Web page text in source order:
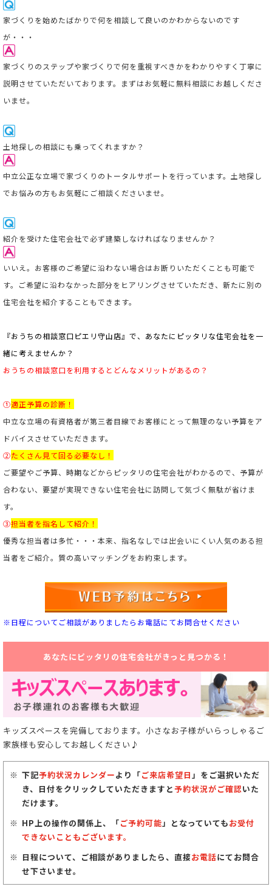
家づくりを始めたばかりで何を相談して良いのかわからないのです
が・・・
家づくりのステップや家づくりで何を重視すべきかをわかりやすく丁寧に
説明させていただいております。まずはお気軽に無料相談にお越しくださ
いませ。
土地探しの相談にも乗ってくれますか？
中立公正な立場で家づくりのトータルサポートを行っています。 土地探し
でお悩みの方もお気軽にご相談くださいませ。
紹介を受けた住宅会社で必ず建築しなければなりませんか？
いいえ。お客様のご希望に沿わない場合はお断りいただくことも可能で
す。ご希望に沿わなかった部分をヒアリングさせていただき、新たに別の
住宅会社を紹介することもできます。
『おうちの相談窓口ピエリ守山店』で、あなたにピッタリな住宅会社を一
緒に考えませんか？
おうちの相談窓口を利用すると どんなメリットがあるの？
①適正予算の診断！
中立な立場の有資格者が第三者目線でお客様にとって無理のない予算をア
ドバイスさせていただきます。
②たくさん見て回る必要なし！
ご要望やご予算、時期などからピッタリの住宅会社がわかるので、予算が
合わない、要望が実現できない住宅会社に訪問して気づく無駄が省けま
す。
③担当者を指名して紹介！
優秀な担当者は多忙・・・本来、指名なしでは出会いにくい人気のある担
当者をご紹介。 質の高いマッチングをお約束します。
※日程についてご相談がありましたらお電話にてお問合せください
あなたにピッタリの住宅会社がきっと見つかる！
キッズスペースを完備しております。小さなお子様がいらっしゃるご
家族様も安心してお越しください♪
下記予約状況カレンダーより「ご来店希望日 」をご選択いただ
き、日付をクリックしていただきますと予約状況がご確認いた
だけます。
HP上の操作の関係上、「ご予約可能 」となっていてもお受付
できないこともございます。
日程について、ご相談がありましたら、直接お電話にてお問合
せ下さいませ。